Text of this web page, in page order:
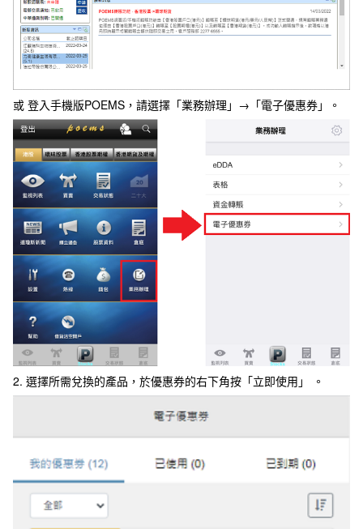
或 登入手機版POEMS，請選擇「業務辦理」→「電子優惠券」。
2. 選擇所需兌換的產品，於優惠券的右下角按「立即使用」 。